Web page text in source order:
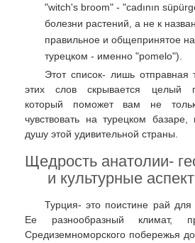
"witch's broom" - "cadının
болезни растений, а не к
правильное и общепринятое
турецком - именно "pomelo").
Этот список- лишь
этих слов скрывается целый
который поможет вам не
чувствовать на турецком
душу этой удивительной страны.
Щедрость анатолии-
и культурные
Турция- это поистине рай для
Ее разнообразный климат,
Средиземноморского побережья